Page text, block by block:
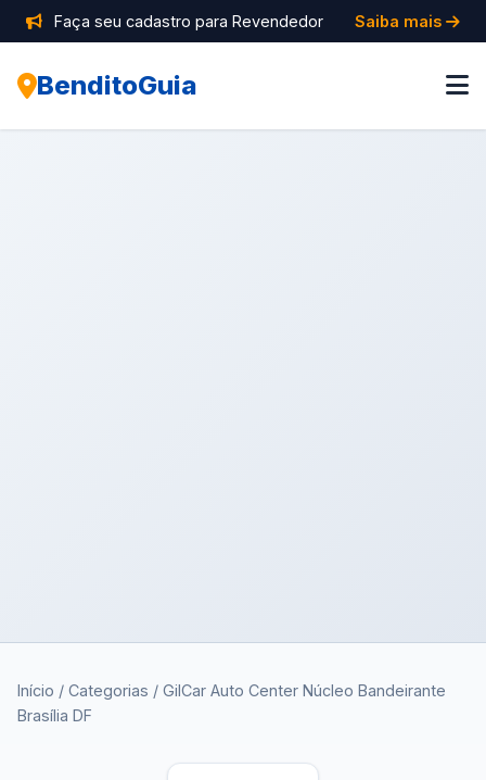
Faça seu cadastro para Revendedor Saiba mais
BenditoGuia
Início / Categorias / GilCar Auto Center Núcleo Bandeirante
Brasília DF